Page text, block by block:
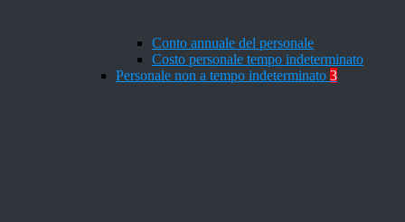
Conto annuale del personale
Costo personale tempo indeterminato
Personale non a tempo indeterminato 3